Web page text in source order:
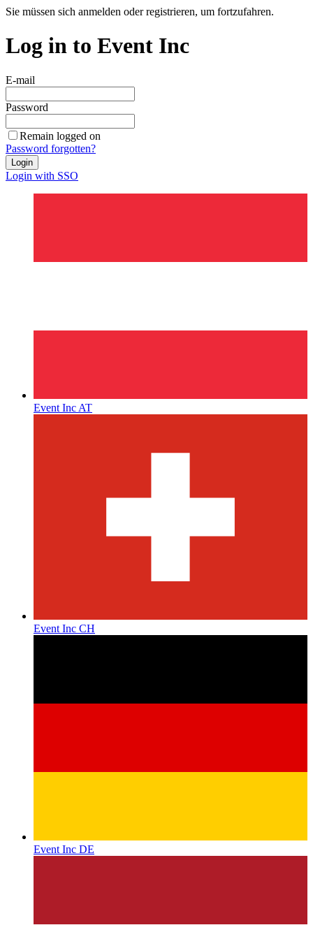
Sie müssen sich anmelden oder registrieren, um fortzufahren.
Log in to Event Inc
E-mail
Password
Remain logged on
Password forgotten?
Login
Login with SSO
Event Inc AT
Event Inc CH
Event Inc DE